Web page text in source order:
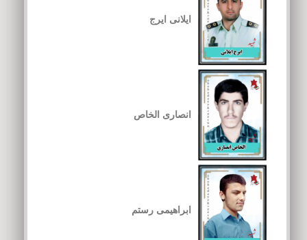
ایلانی ایرج
انصاری الخاص
ابراهیمی رستم